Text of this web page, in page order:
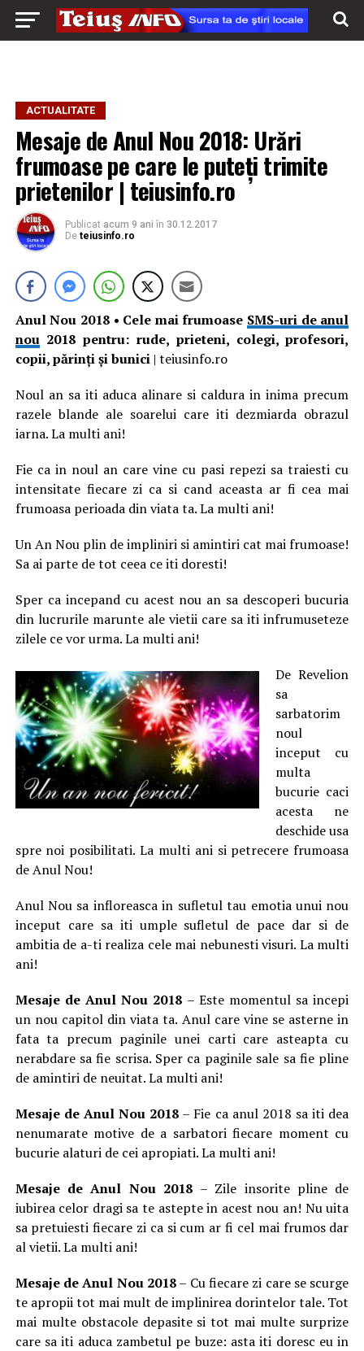
ACTUALITATE
Mesaje de Anul Nou 2018: Urări
frumoase pe care le puteți trimite
prietenilor | teiusinfo.ro
Publicat acum 9 ani în 30.12.2017
De teiusinfo.ro
Anul Nou 2018 • Cele mai frumoase SMS-uri de anul
nou2018 pentru: rude, prieteni, colegi, profesori,
copii, părinți și bunici | teiusinfo.ro
Noul an sa iti aduca alinare si caldura in inima precum
razele blande ale soarelui care iti dezmiarda obrazul
iarna. La multi ani!
Fie ca in noul an care vine cu pasi repezi sa traiesti cu
intensitate fiecare zi ca si cand aceasta ar fi cea mai
frumoasa perioada din viata ta. La multi ani!
Un An Nou plin de impliniri si amintiri cat mai frumoase!
Sa ai parte de tot ceea ce iti doresti!
Sper ca incepand cu acest nou an sa descoperi bucuria
din lucrurile marunte ale vietii care sa iti infrumuseteze
zilele ce vor urma. La multi ani!
De Revelion
sa
sarbatorim
noul
inceput cu
multa
bucurie caci
acesta ne
deschide usa
spre noi posibilitati. La multi ani si petrecere frumoasa
de Anul Nou!
Anul Nou sa infloreasca in sufletul tau emotia unui nou
inceput care sa iti umple sufletul de pace dar si de
ambitia de a-ti realiza cele mai nebunesti visuri. La multi
ani!
Mesaje de Anul Nou 2018 – Este momentul sa incepi
un nou capitol din viata ta. Anul care vine se asterne in
fata ta precum paginile unei carti care asteapta cu
nerabdare sa fie scrisa. Sper ca paginile sale sa fie pline
de amintiri de neuitat. La multi ani!
Mesaje de Anul Nou 2018 – Fie ca anul 2018 sa iti dea
nenumarate motive de a sarbatori fiecare moment cu
bucurie alaturi de cei apropiati. La multi ani!
Mesaje de Anul Nou 2018 – Zile insorite pline de
iubirea celor dragi sa te astepte in acest nou an! Nu uita
sa pretuiesti fiecare zi ca si cum ar fi cel mai frumos dar
al vietii. La multi ani!
Mesaje de Anul Nou 2018– Cu fiecare zi care se scurge
te apropii tot mai mult de implinirea dorintelor tale. Tot
mai multe obstacole depasite si tot mai multe surprize
care sa iti aduca zambetul pe buze: asta iti doresc eu in